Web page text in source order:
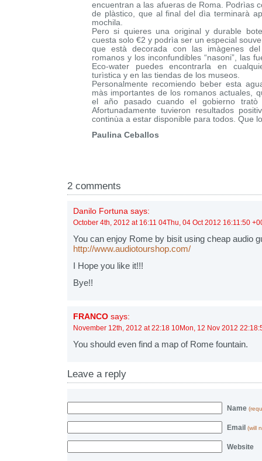
encuentran a las afueras de Roma. Podrìas
de plàstico, que al final del dìa terminarà
mochila.
Pero si quieres una original y durable
cuesta solo €2 y podrìa ser un especial
que està decorada con las imàgenes
romanos y los inconfundibles “nasoni”, las
Eco-water puedes encontrarla en
turìstica y en las tiendas de los museos.
Personalmente recomiendo beber esta
màs importantes de los romanos actuales,
el año pasado cuando el gobierno
Afortunadamente tuvieron resultados
continùa a estar disponible para todos. Que
Paulina Ceballos
2 comments
Danilo Fortuna says:
October 4th, 2012 at 16:11 04Thu, 04 Oct 2012 16:11:50
You can enjoy Rome by bisit using cheap audio
http://www.audiotourshop.com/
I Hope you like it!!!
Bye!!
FRANCO says:
November 12th, 2012 at 22:18 10Mon, 12 Nov 2012
You should even find a map of Rome fountain.
Leave a reply
Name
Email (will
Website